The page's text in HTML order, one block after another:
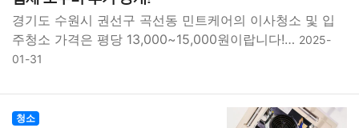
경기도 수원시 권선구 곡선동 민트케어의 이사청소 및 입
주청소 가격은 평당 13,000~15,000원이랍니다!… 2025-
01-31
청소